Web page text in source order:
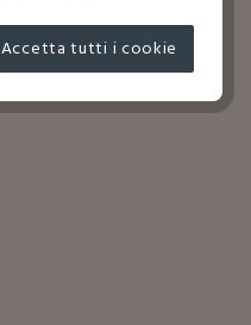
Accetta tutti i cookie